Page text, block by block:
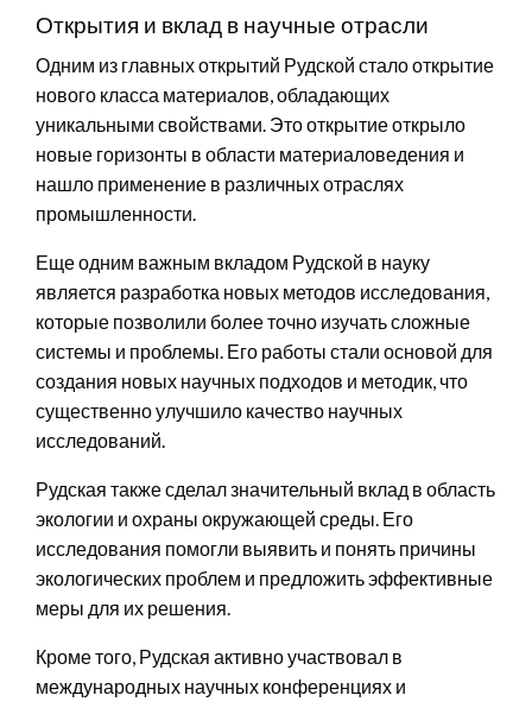
Открытия и вклад в научные отрасли
Одним из главных открытий Рудской стало открытие
нового класса материалов, обладающих
уникальными свойствами. Это открытие открыло
новые горизонты в области материаловедения и
нашло применение в различных отраслях
промышленности.
Еще одним важным вкладом Рудской в науку
является разработка новых методов исследования,
которые позволили более точно изучать сложные
системы и проблемы. Его работы стали основой для
создания новых научных подходов и методик, что
существенно улучшило качество научных
исследований.
Рудская также сделал значительный вклад в область
экологии и охраны окружающей среды. Его
исследования помогли выявить и понять причины
экологических проблем и предложить эффективные
меры для их решения.
Кроме того, Рудская активно участвовал в
международных научных конференциях и